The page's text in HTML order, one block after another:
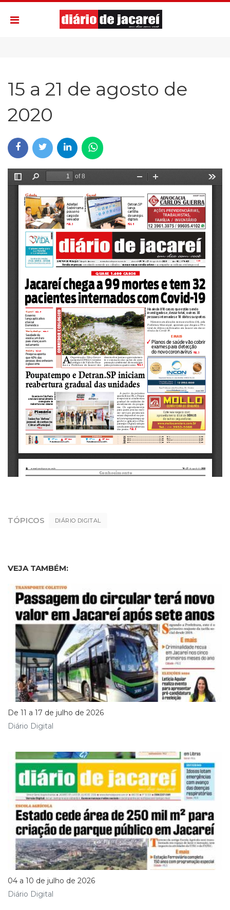
15 a 21 de agosto de
2020
TÓPICOS DIÁRIO DIGITAL
VEJA TAMBÉM:
De 11 a 17 de julho de 2026
Diário Digital
04 a 10 de julho de 2026
Diário Digital